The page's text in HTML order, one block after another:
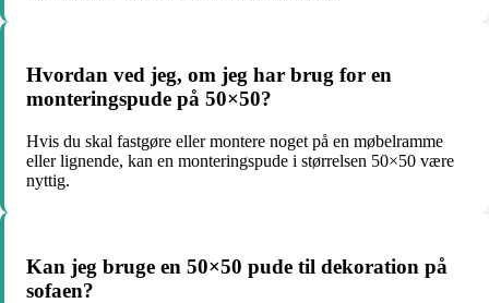
Hvordan ved jeg, om jeg har brug for en
monteringspude på 50×50?
Hvis du skal fastgøre eller montere noget på en møbelramme
eller lignende, kan en monteringspude i størrelsen 50×50 være
nyttig.
Kan jeg bruge en 50×50 pude til dekoration på
sofaen?